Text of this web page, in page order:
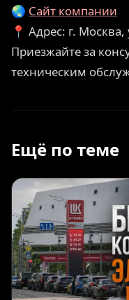
🌏 Сайт компании
📍 Адрес: г.
Приезжайте за
техническим
Ещё по теме